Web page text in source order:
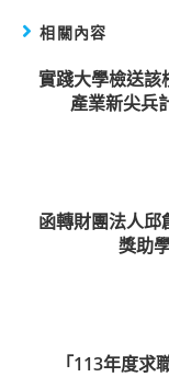
相關內容
實踐大學檢送該
產業新尖兵
函轉財團法人邱
獎助
「113年度求